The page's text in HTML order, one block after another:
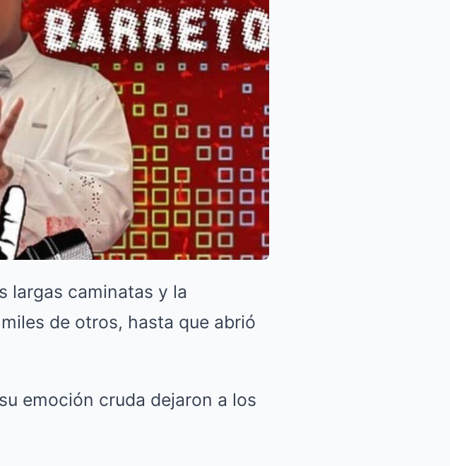
largas caminatas y la
de otros, hasta que abrió
emoción cruda dejaron a los